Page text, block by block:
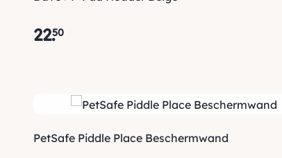
22.50
PetSafe Piddle Place Beschermwand